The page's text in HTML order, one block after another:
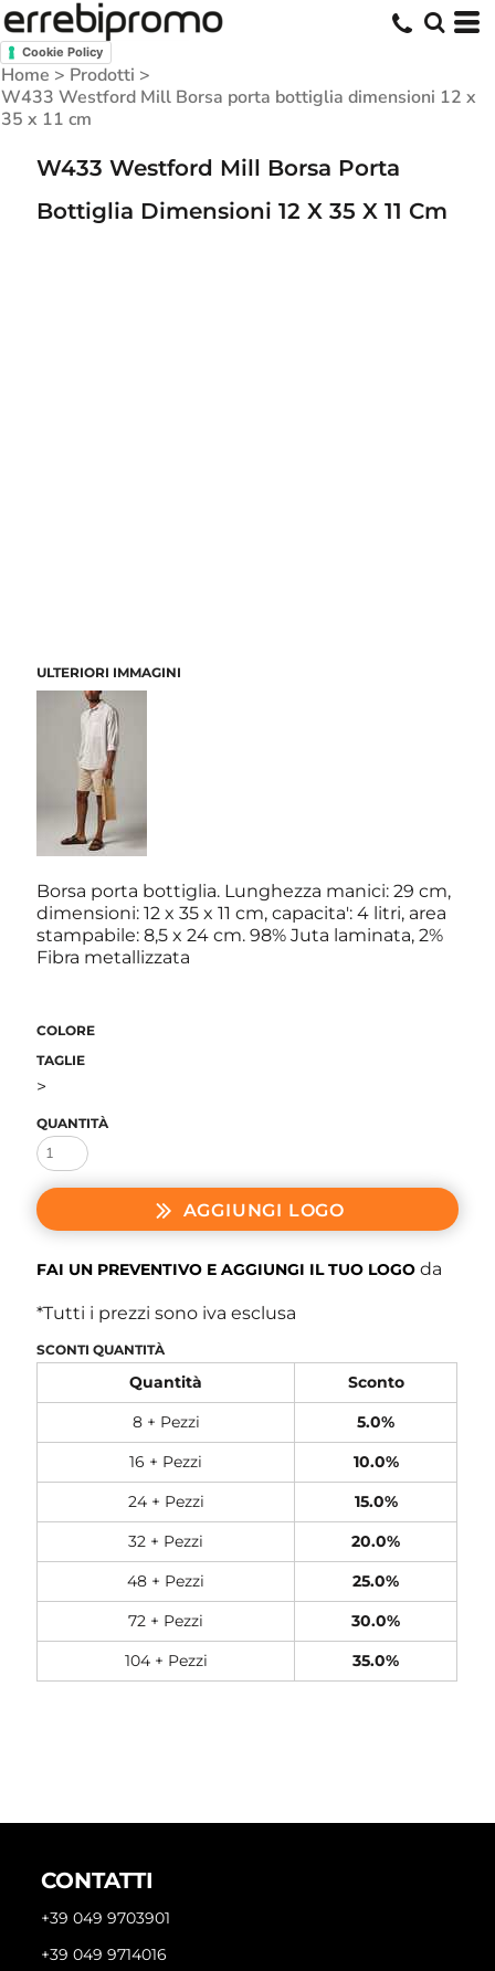
Cookie Policy
Home > Prodotti >
W433 Westford Mill Borsa porta bottiglia dimensioni 12 x
35 x 11 cm
W433 Westford Mill Borsa Porta
Bottiglia Dimensioni 12 X 35 X 11 Cm
ULTERIORI IMMAGINI
Borsa porta bottiglia. Lunghezza manici: 29 cm,
dimensioni: 12 x 35 x 11 cm, capacita': 4 litri, area
stampabile: 8,5 x 24 cm. 98% Juta laminata, 2%
Fibra metallizzata
COLORE
TAGLIE
>
QUANTITÀ
AGGIUNGI LOGO
FAI UN PREVENTIVO E AGGIUNGI IL TUO LOGO da
*Tutti i prezzi sono iva esclusa
SCONTI QUANTITÀ
Quantità
Sconto
8 + Pezzi
5.0%
16 + Pezzi
10.0%
24 + Pezzi
15.0%
32 + Pezzi
20.0%
48 + Pezzi
25.0%
72 + Pezzi
30.0%
104 + Pezzi
35.0%
CONTATTI
+39 049 9703901
+39 049 9714016